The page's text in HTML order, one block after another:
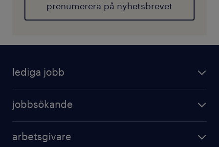
prenumerera på nyhetsbrevet
lediga jobb
jobbsökande
arbetsgivare